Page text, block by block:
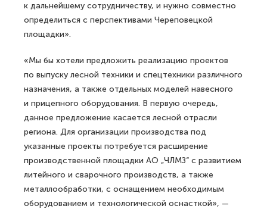
к дальнейшему сотрудничеству, и нужно совместно
определиться с перспективами Череповецкой
площадки».
«Мы бы хотели предложить реализацию проектов
по выпуску лесной техники и спецтехники различного
назначения, а также отдельных моделей навесного
и прицепного оборудования. В первую очередь,
данное предложение касается лесной отрасли
региона. Для организации производства под
указанные проекты потребуется расширение
производственной площадки АО „ЧЛМЗ“ с развитием
литейного и сварочного производств, а также
металлообработки, с оснащением необходимым
оборудованием и технологической оснасткой», —